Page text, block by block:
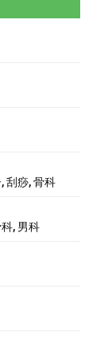
刮痧, 骨科
, 男科